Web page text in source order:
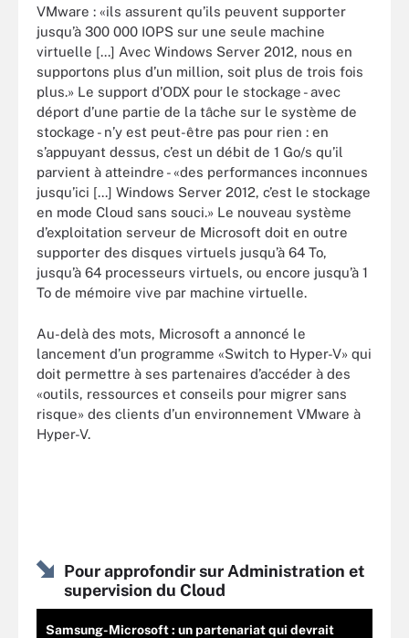
VMware : «ils assurent qu’ils peuvent supporter
jusqu’à 300 000 IOPS sur une seule machine
virtuelle [...] Avec Windows Server 2012, nous en
supportons plus d’un million, soit plus de trois fois
plus.» Le support d’ODX pour le stockage - avec
déport d’une partie de la tâche sur le système de
stockage - n’y est peut-être pas pour rien : en
s’appuyant dessus, c’est un débit de 1 Go/s qu’il
parvient à atteindre - «des performances inconnues
jusqu’ici [...] Windows Server 2012, c’est le stockage
en mode Cloud sans souci.» Le nouveau système
d’exploitation serveur de Microsoft doit en outre
supporter des disques virtuels jusqu’à 64 To,
jusqu’à 64 processeurs virtuels, ou encore jusqu’à 1
To de mémoire vive par machine virtuelle.
Au-delà des mots, Microsoft a annoncé le
lancement d’un programme «Switch to Hyper-V» qui
doit permettre à ses partenaires d’accéder à des
«outils, ressources et conseils pour migrer sans
risque» des clients d’un environnement VMware à
Hyper-V.
Pour approfondir sur Administration et
supervision du Cloud
Samsung-Microsoft : un partenariat qui devrait